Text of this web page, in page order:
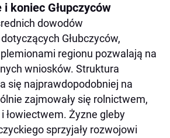
koniec Głupczyców
dowodów
Głubczyców,
regionu pozwalają na
wniosków. Struktura
się najprawdopodobniej na
zajmowały się rolnictwem,
łowiectwem. Żyzne gleby
sprzyjały rozwojowi